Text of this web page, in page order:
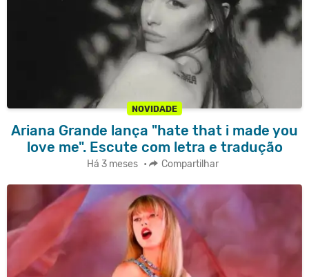
NOVIDADE
Ariana Grande lança "hate that i made you
love me". Escute com letra e tradução
Há 3 meses • Compartilhar